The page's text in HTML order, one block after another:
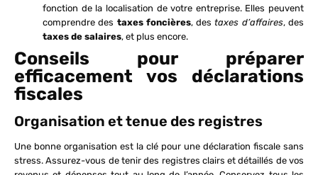
fonction de la localisation de votre entreprise. Elles peuvent
comprendre des taxes foncières, destaxes d’affaires, des
taxes de salaires, et plus encore.
Conseils pour préparer
efficacement vos déclarations
fiscales
Organisation et tenue des registres
Une bonne organisation est la clé pour une déclaration fiscale sans
stress. Assurez-vous de tenir des registres clairs et détaillés de vos